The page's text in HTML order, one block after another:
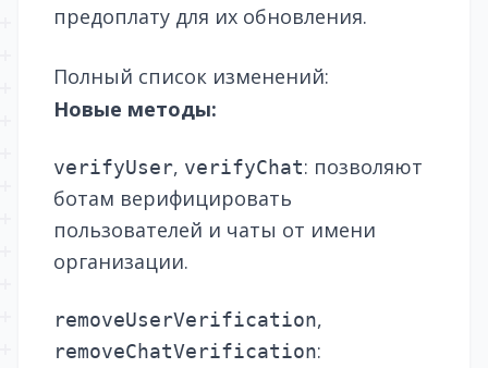
предоплату для их обновления.
Полный список изменений:
Новые методы:
verifyUser, verifyChat: позволяют
ботам верифицировать
пользователей и чаты от имени
организации.
removeUserVerification,
removeChatVerification: